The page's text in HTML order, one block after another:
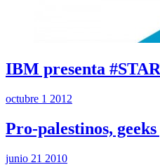
IBM presenta
octubre 1 2012
Pro-palestinos,
junio 21 2010